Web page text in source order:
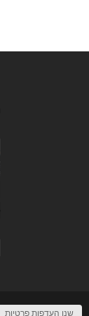
שנו העדפות פרטיות